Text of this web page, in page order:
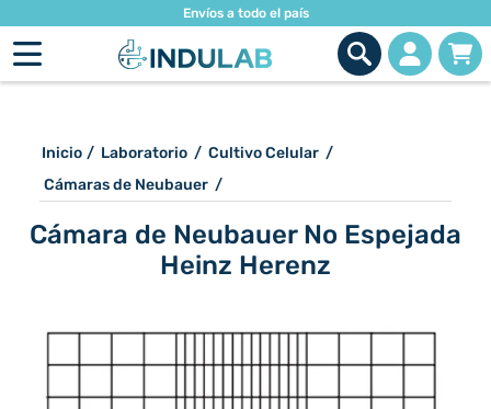
Envíos a todo el país
Inicio / Laboratorio / Cultivo Celular /
Cámaras de Neubauer /
Cámara de Neubauer No Espejada
Heinz Herenz